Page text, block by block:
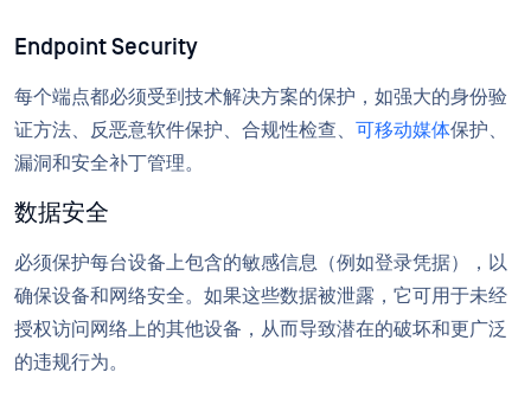
Endpoint Security
每个端点都必须受到技术解决方案的保护，如强大的身份验
证方法、反恶意软件保护、合规性检查、 可移动媒体保护、
漏洞和安全补丁管理。
数据安全
必须保护每台设备上包含的敏感信息（例如登录凭据），以
确保设备和网络安全。如果这些数据被泄露，它可用于未经
授权访问网络上的其他设备，从而导致潜在的破坏和更广泛
的违规行为。